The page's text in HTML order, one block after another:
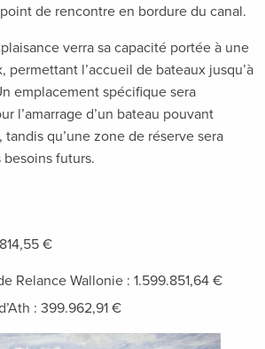
de rencontre en bordure du canal.
verra sa capacité portée à une
permettant l’accueil de bateaux jusqu’à
emplacement spécifique sera
l’amarrage d’un bateau pouvant
qu’une zone de réserve sera
futurs.
€
Relance Wallonie : 1.599.851,64 €
: 399.962,91 €